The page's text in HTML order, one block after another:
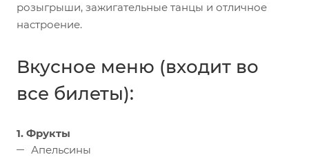
розыгрыши, зажигательные танцы и отличное
настроение.
Вкусное меню (входит во
все билеты):
1. Фрукты
Апельсины